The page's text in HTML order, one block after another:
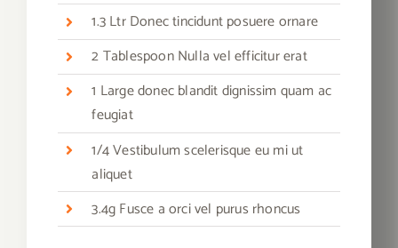
1.3 Ltr Donec tincidunt posuere ornare
2 Tablespoon Nulla vel efficitur erat
1 Large donec blandit dignissim quam ac
feugiat
1/4 Vestibulum scelerisque eu mi ut
aliquet
3.4g Fusce a orci vel purus rhoncus